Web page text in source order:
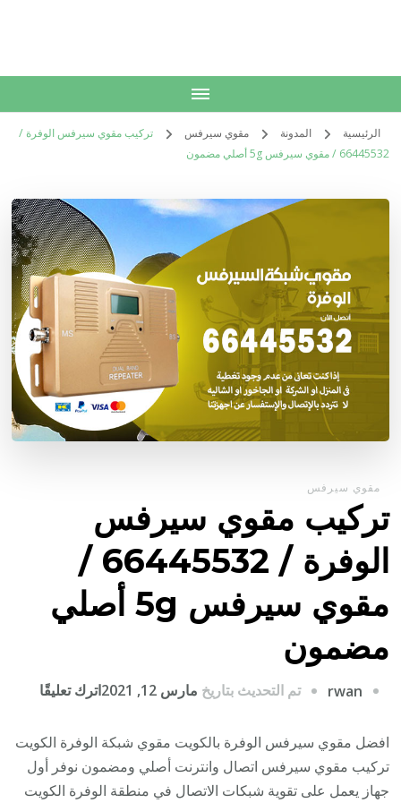
الرئيسية المدونة مقوي سيرفس
تركيب مقوي سيرفس الوفرة /
66445532 / مقوي سيرفس 5g أصلي مضمون
مقوي سيرفس
تركيب مقوي سيرفس
الوفرة / 66445532 /
مقوي سيرفس 5g أصلي
مضمون
rwan تم التحديث بتاريخ مارس 12, 2021 اترك تعليقًا
مقوي
الوفرة
افضل مقوي سيرفس الوفرة بالكويت مقوي شبكة الوفرة الكويت
تركيب مقوي سيرفس اتصال وانترنت أصلي ومضمون نوفر أول
جهاز يعمل على تقوية شبكات الاتصال في منطقة الوفرة الكويت